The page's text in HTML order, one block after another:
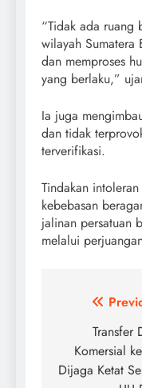
“Tidak ada ruang
wilayah Sumatera
dan memproses
yang berlaku,”
Ia juga
dan tidak
terverifikasi.
Tindakan
kebebasan
jalinan persatuan
melalui
Post
Transfer
Komersial
Dijaga Ketat